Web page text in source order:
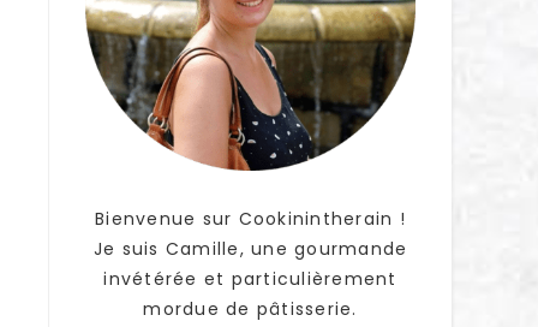
Bienvenue sur Cookinintherain !
Je suis Camille, une gourmande
invétérée et particulièrement
mordue de pâtisserie.